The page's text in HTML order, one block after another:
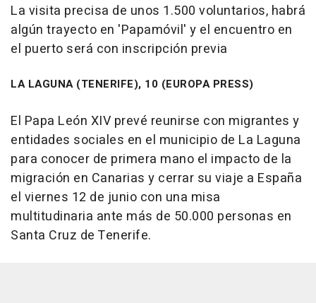
La visita precisa de unos 1.500 voluntarios, habrá
algún trayecto en 'Papamóvil' y el encuentro en
el puerto será con inscripción previa
LA LAGUNA (TENERIFE), 10 (EUROPA PRESS)
El Papa León XIV prevé reunirse con migrantes y
entidades sociales en el municipio de La Laguna
para conocer de primera mano el impacto de la
migración en Canarias y cerrar su viaje a España
el viernes 12 de junio con una misa
multitudinaria ante más de 50.000 personas en
Santa Cruz de Tenerife.